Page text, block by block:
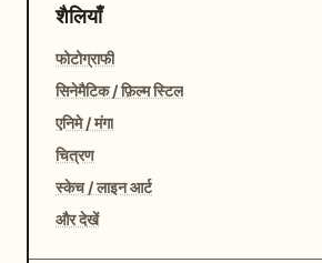
शैलियाँ
फोटोग्राफी
सिनेमैटिक / फ़िल्म स्टिल
एनिमे / मंगा
चित्रण
स्केच / लाइन आर्ट
और देखें